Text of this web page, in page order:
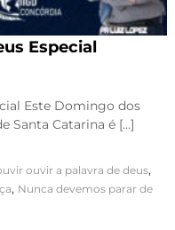
Especial
Este Domingo dos
Santa Catarina é […]
ouvir a palavra de deus,
, Nunca devemos parar de